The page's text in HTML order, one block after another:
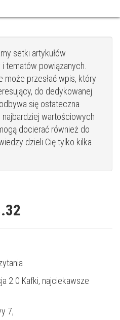
setki artykułów
tematów powiązanych.
może przesłać wpis, który
do dedykowanej
się ostateczna
wartościowych
docierać również do
dzieli Cię tylko kilka
2.0 Kafki, najciekawsze
7,